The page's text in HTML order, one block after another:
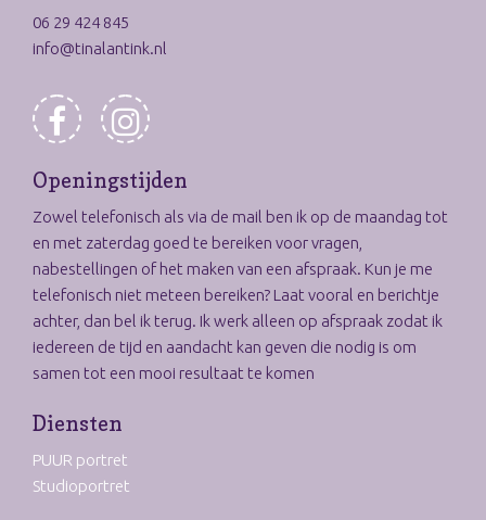
06 29 424 845
info@tinalantink.nl
Openingstijden
Zowel telefonisch als via de mail ben ik op de maandag tot
en met zaterdag goed te bereiken voor vragen,
nabestellingen of het maken van een afspraak. Kun je me
telefonisch niet meteen bereiken? Laat vooral en berichtje
achter, dan bel ik terug. Ik werk alleen op afspraak zodat ik
iedereen de tijd en aandacht kan geven die nodig is om
samen tot een mooi resultaat te komen
Diensten
PUUR portret
Studioportret